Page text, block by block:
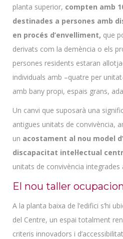
planta superior, compten amb
destinades a persones amb
en procés d’envelliment, que
derivats com la demència o els
persones residents estaran
individuals amb –quatre per
amb bany propi, espais grans,
Un canvi que suposarà una
antigues unitats de convivència,
un acostament al nou model
discapacitat intel·lectual
unitats de convivència integrades
El nou taller
A la planta baixa de l’edifici s’hi
del Centre, un espai totalment
criteris innovadors i